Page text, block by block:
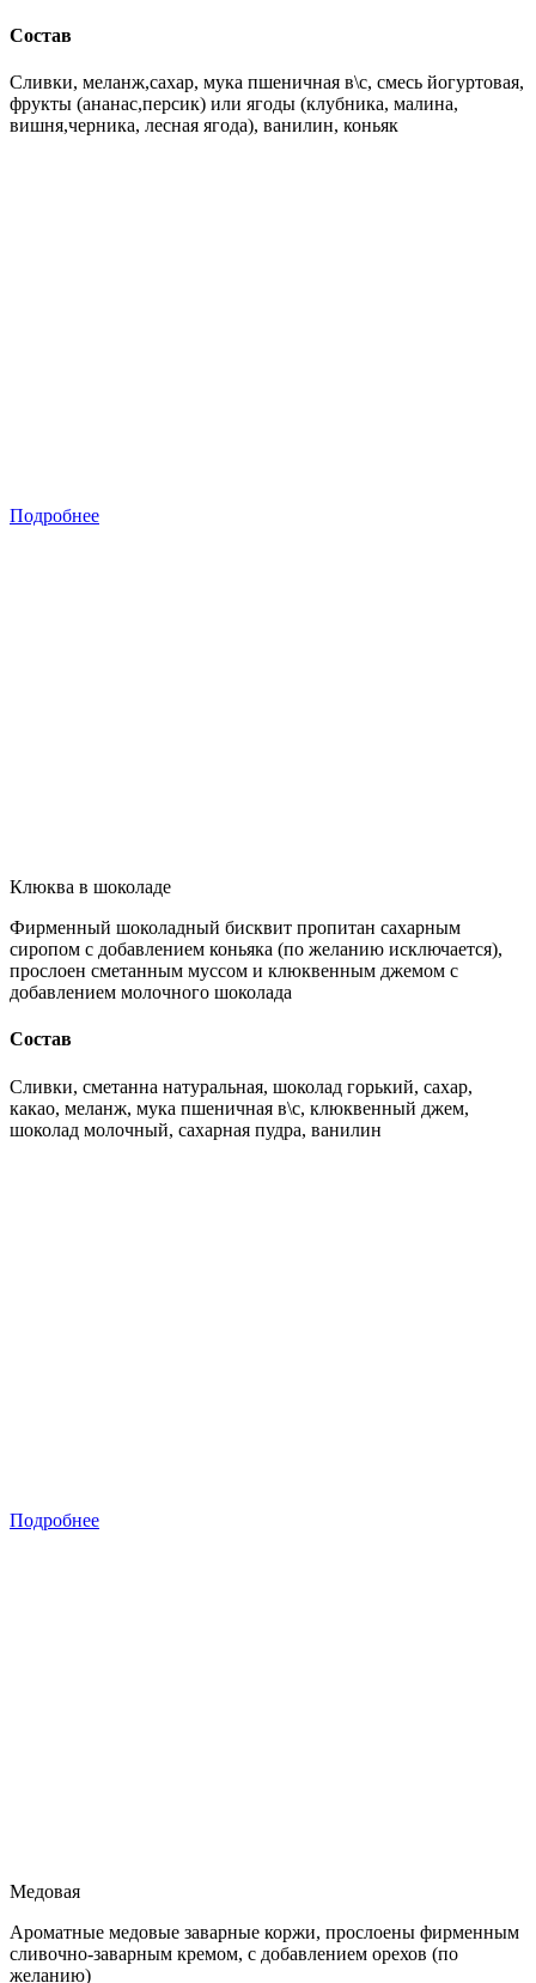
Состав
Сливки, меланж,сахар, мука пшеничная в\с, смесь йогуртовая,
фрукты (ананас,персик) или ягоды (клубника, малина,
вишня,черника, лесная ягода), ванилин, коньяк
Подробнее
Клюква в шоколаде
Фирменный шоколадный бисквит пропитан сахарным
сиропом с добавлением коньяка (по желанию исключается),
прослоен сметанным муссом и клюквенным джемом с
добавлением молочного шоколада
Состав
Сливки, сметанна натуральная, шоколад горький, сахар,
какао, меланж, мука пшеничная в\с, клюквенный джем,
шоколад молочный, сахарная пудра, ванилин
Подробнее
Медовая
Ароматные медовые заварные коржи, прослоены фирменным
сливочно-заварным кремом, с добавлением орехов (по
желанию)